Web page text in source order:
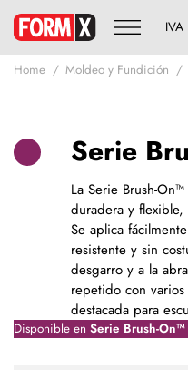
Home Moldeo y Fundición
Serie
La Serie Brush-
duradera y
Se aplica
resistente y sin
desgarro y a la
repetido con
destacada para
Disponible en Serie Brush-On™